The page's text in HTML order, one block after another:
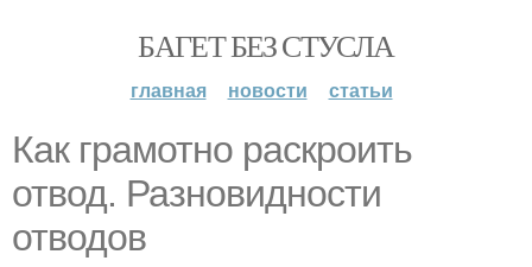
БАГЕТ БЕЗ СТУСЛА
главная новости статьи
Как грамотно раскроить
отвод. Разновидности
отводов